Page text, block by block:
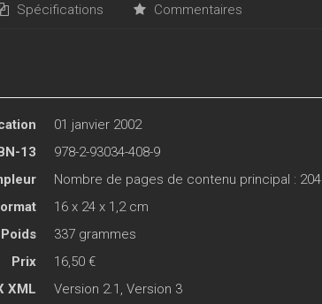
Spécifications Commentaires
01 janvier 2002
13
978-2-93034-408-9
Nombre de pages de contenu principal : 204
16 x 24 x 1,2 cm
Poids
337 grammes
Prix
16,50 €
XML
Version 2.1 Version 3